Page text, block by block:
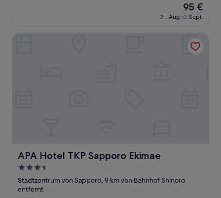
(1.004
Der
Preis
beträgt
95 €
31. Aug.–1. Sept.
APA Hotel TKP Sapporo Ekimae
APA Hotel TKP Sapporo Ekimae
3.5-
Sterne-
Unterkunft
Stadtzentrum von Sapporo, 9 km von Bahnhof Shinoro
entfernt